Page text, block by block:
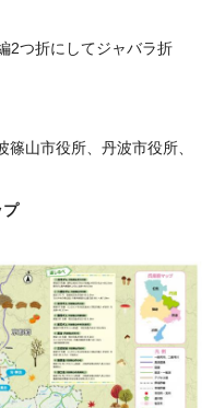
2つ折にしてジャバラ折
山市役所、丹波市役所、
プ